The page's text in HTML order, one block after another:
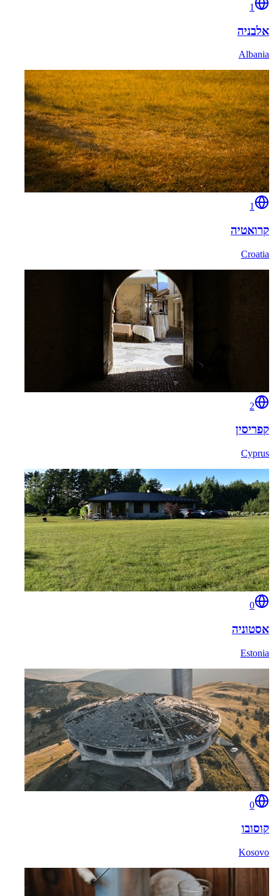
1
אלבניה
Albania
1
קרואטיה
Croatia
2
קפריסין
Cyprus
0
אסטוניה
Estonia
0
קוסובו
Kosovo